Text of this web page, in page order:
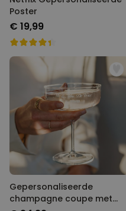
Poster
€ 19,99
Gepersonaliseerde
champagne coupe met